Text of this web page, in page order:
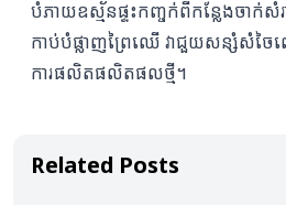
បំភាយឧស្ម័នផ្ទះកញ្ចក់ពីកន្លែងចាក់សំរ
កាប់បំផ្លាញព្រៃឈើ វាជួយសន្សំសំចៃ
ការផលិតផលិតផលថ្មី។
Related Posts